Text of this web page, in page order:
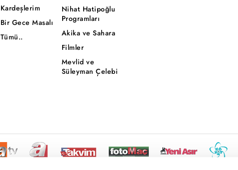
Kardeşlerim
Bir Gece Masalı
Tümü..
Nihat Hatipoğlu
Programları
Akika ve Sahara
Filmler
Mevlid ve
Süleyman Çelebi